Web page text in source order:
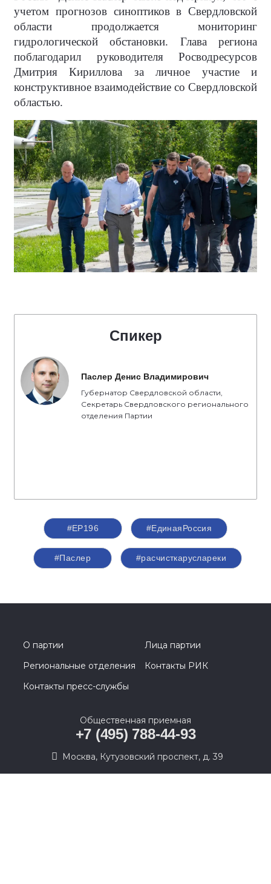
учетом прогнозов синоптиков в Свердловской
области продолжается мониторинг
гидрологической обстановки. Глава региона
поблагодарил руководителя Росводресурсов
Дмитрия Кириллова за личное участие и
конструктивное взаимодействие со Свердловской
областью.
Спикер
Паслер Денис Владимирович
Губернатор Свердловской области,
Секретарь Свердловского регионального
отделения Партии
#ЕР196 #ЕдинаяРоссия
#Паслер #расчисткаруслареки
О партии
Лица партии
Региональные отделения
Контакты РИК
Контакты пресс-службы
Общественная приемная
+7 (495) 788-44-93
Москва, Кутузовский проспект, д. 39